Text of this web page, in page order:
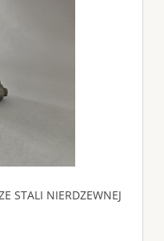
STALI NIERDZEWNEJ